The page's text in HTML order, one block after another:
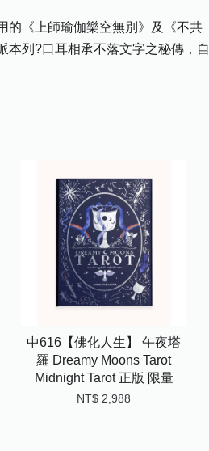
的《上師瑜伽樂空無別》及《不共
本列?口耳相承不落文字之秘傳，自
中616【佛化人生】 午夜塔
羅 Dreamy Moons Tarot
Midnight Tarot 正版 限量
NT$ 2,988